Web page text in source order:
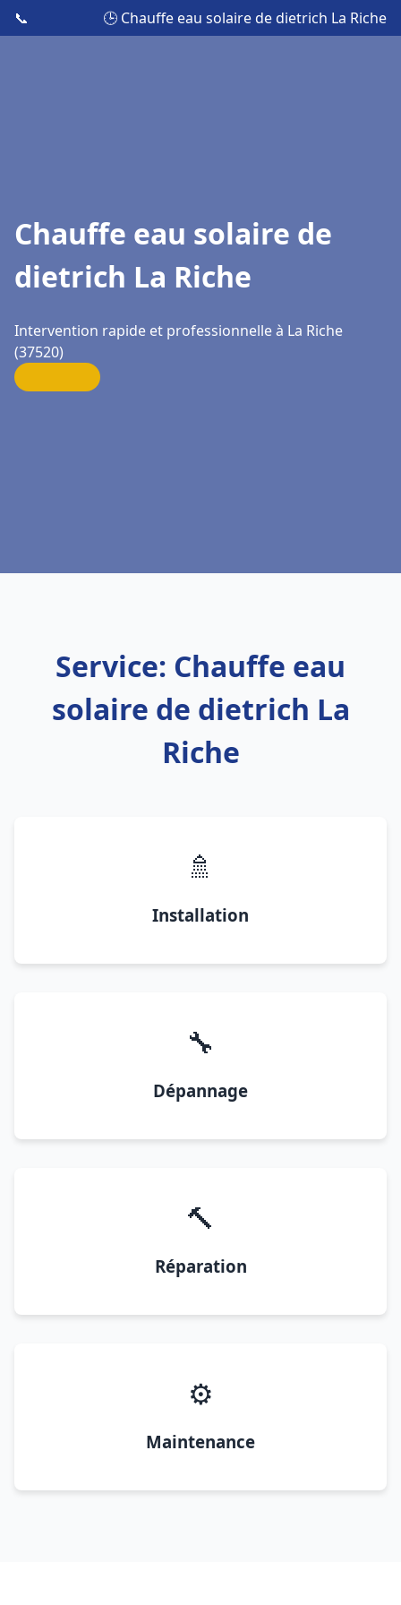
📞 🕒 Chauffe eau solaire de dietrich La Riche
Chauffe eau solaire de
dietrich La Riche
Intervention rapide et professionnelle à La Riche
(37520)
Service: Chauffe eau
solaire de dietrich La
Riche
🚿
Installation
🔧
Dépannage
🔨
Réparation
⚙️
Maintenance